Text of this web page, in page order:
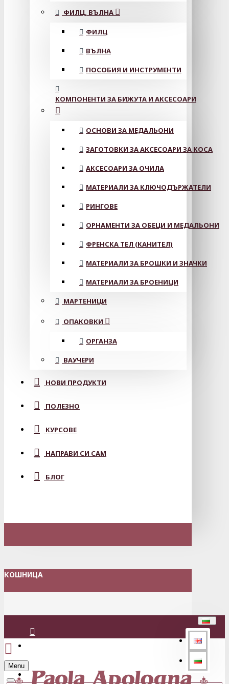
ФИЛЦ, ВЪЛНА
ФИЛЦ
ВЪЛНА
ПОСОБИЯ И ИНСТРУМЕНТИ
КОМПОНЕНТИ ЗА БИЖУТА И АКСЕСОАРИ
ОСНОВИ ЗА МЕДАЛЬОНИ
ЗАГОТОВКИ ЗА АКСЕСОАРИ ЗА КОСА
АКСЕСОАРИ ЗА ОЧИЛА
МАТЕРИАЛИ ЗА КЛЮЧОДЪРЖАТЕЛИ
РИНГОВЕ
ОРНАМЕНТИ ЗА ОБЕЦИ И МЕДАЛЬОНИ
ФРЕНСКА ТЕЛ (КАНИТЕЛ)
МАТЕРИАЛИ ЗА БРОШКИ И ЗНАЧКИ
МАТЕРИАЛИ ЗА БРОЕНИЦИ
МАРТЕНИЦИ
ОПАКОВКИ
ОРГАНЗА
ВАУЧЕРИ
НОВИ ПРОДУКТИ
ПОЛЕЗНО
КУРСОВЕ
НАПРАВИ СИ САМ
БЛОГ
КОШНИЦА
Регистрация
Menu